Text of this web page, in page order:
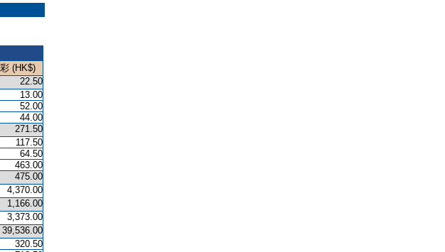
(HK$)
22.50
13.00
52.00
44.00
271.50
117.50
64.50
463.00
475.00
4,370.00
1,166.00
3,373.00
39,536.00
320.50